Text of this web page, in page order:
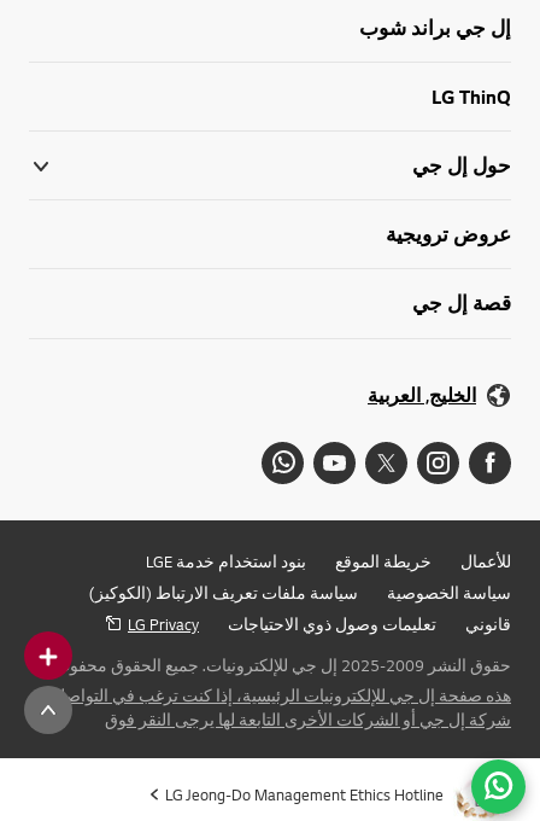
إل جي براند شوب
LG ThinQ
حول إل جي
عروض ترويجية
قصة إل جي
الخليج, العربية
للأعمال خريطة الموقع
بنود استخدام خدمة LGE
سياسة الخصوصية
سياسة ملفات تعريف الارتباط (الكوكيز)
قانوني
تعليمات وصول ذوي الاحتياجات
LG Privacy
حقوق النشر 2009-2025 إل جي للإلكترونيات. جميع الحقوق محفوظة
هذه صفحة إل جي للإلكترونيات الرئيسية، إذا كنت ترغب في التواصل مع
شركة إل جي أو الشركات الأخرى التابعة لها يرجى النقر فوق
LG Jeong-Do Management Ethics Hotline